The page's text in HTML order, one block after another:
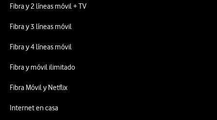
Fibra y 2 líneas móvil + TV
Fibra y 3 líneas móvil
Fibra y 4 líneas móvil
Fibra y móvil ilimitado
Fibra Móvil y Netflix
Internet en casa